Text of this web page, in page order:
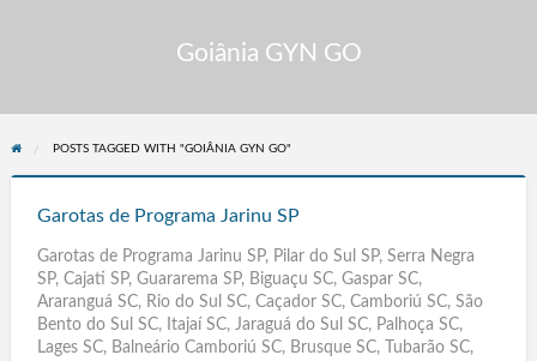
Goiânia GYN GO
POSTS TAGGED WITH "GOIÂNIA GYN GO"
Jarinu
Garotas de Programa Jarinu SP
Garotas de Programa Jarinu SP, Pilar do Sul SP, Serra Negra
SP, Cajati SP, Guararema SP, Biguaçu SC, Gaspar SC,
Araranguá SC, Rio do Sul SC, Caçador SC, Camboriú SC, São
Bento do Sul SC, Itajaí SC, Jaraguá do Sul SC, Palhoça SC,
Lages SC, Balneário Camboriú SC, Brusque SC, Tubarão SC,